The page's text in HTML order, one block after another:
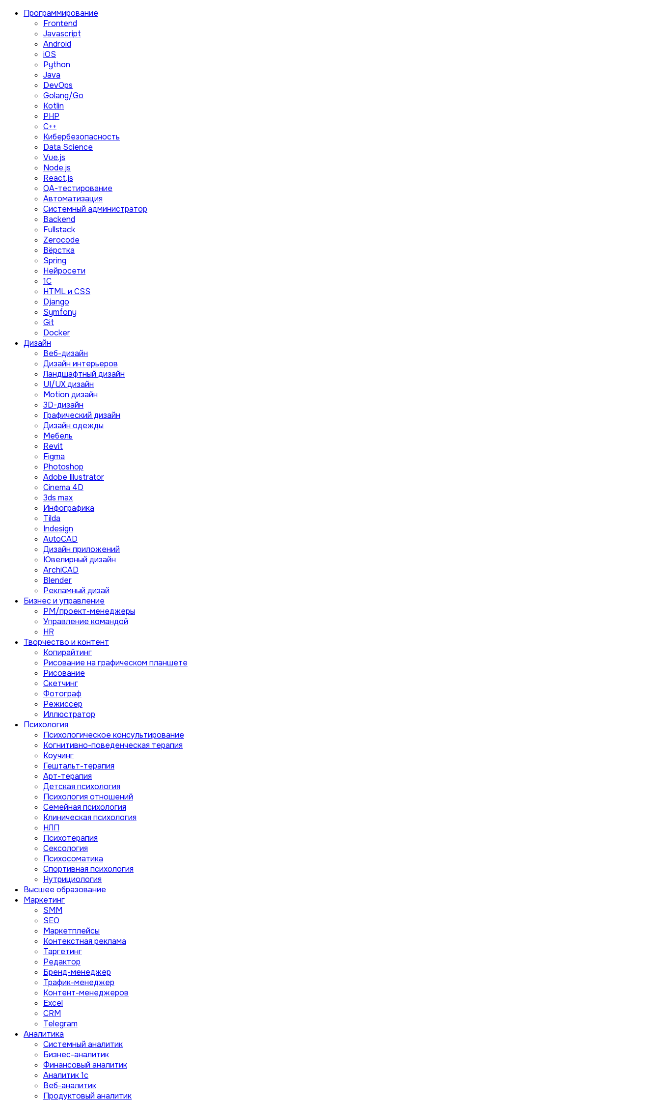
Программирование
Frontend
Javascript
Android
iOS
Python
Java
DevOps
Golang/Go
Kotlin
PHP
C++
Кибербезопасность
Data Science
Vue.js
Node.js
React.js
QA-тестирование
Автоматизация
Системный администратор
Backend
Fullstack
Zerocode
Вёрстка
Spring
Нейросети
1C
HTML и CSS
Django
Symfony
Git
Docker
Дизайн
Веб-дизайн
Дизайн интерьеров
Ландшафтный дизайн
UI/UX дизайн
Motion дизайн
3D-дизайн
Графический дизайн
Дизайн одежды
Мебель
Revit
Figma
Photoshop
Adobe Illustrator
Сinema 4D
3ds max
Инфографика
Tilda
Indesign
AutoCAD
Дизайн приложений
Ювелирный дизайн
ArchiCAD
Blender
Рекламный дизай
Бизнес и управление
PM/проект-менеджеры
Управление командой
HR
Творчество и контент
Копирайтинг
Рисование на графическом планшете
Рисование
Скетчинг
Фотограф
Режиссер
Иллюстратор
Психология
Психологическое консультирование
Когнитивно-поведенческая терапия
Коучинг
Гештальт-терапия
Арт-терапия
Детская психология
Психология отношений
Семейная психология
Клиническая психология
НЛП
Психотерапия
Сексология
Психосоматика
Спортивная психология
Нутрициология
Высшее образование
Маркетинг
SMM
SEO
Маркетплейсы
Контекстная реклама
Таргетинг
Редактор
Бренд-менеджер
Трафик-менеджер
Контент-менеджеров
Excel
CRM
Telegram
Аналитика
Системный аналитик
Бизнес-аналитик
Финансовый аналитик
Aналитик 1с
Веб-аналитик
Продуктовый аналитик